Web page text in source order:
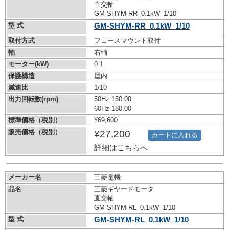
直交軸
GM-SHYM-RR_0.1kW_1/10
型 式
GM-SHYM-RR_0.1kW_1/10
取付方式
フェースマウント取付
軸
右軸
モーター(kW)
0.1
保護構造
屋内
減速比
1/10
出力回転数(rpm)
50Hz 150.00
60Hz 180.00
標準価格（税別）
¥69,600
販売価格（税別）
¥27,200
詳細はこちらへ
カートに入れる
メーカー名
三菱電機
品名
三菱ギヤードモータ
直交軸
GM-SHYM-RL_0.1kW_1/10
型 式
GM-SHYM-RL_0.1kW_1/10